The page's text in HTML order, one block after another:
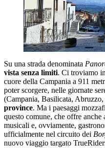
Su una strada denominata
vista senza limiti. Ci troviamo
cuore della Campania a 911
poter scorgere, nelle giornate
(Campania, Basilicata,
province. Ma i paesaggi
questo comune, che offre
musicali e, ovviamente,
ufficialmente nel circuito dei
nuovo viaggio targato